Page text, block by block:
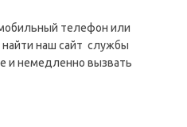
телефон или
наш сайт службы
и немедленно вызвать